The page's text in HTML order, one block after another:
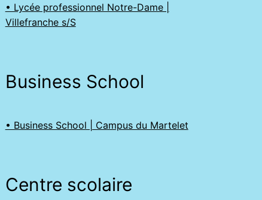
• Lycée professionnel Notre-Dame |
Villefranche s/S
Business School
• Business School | Campus du Martelet
Centre scolaire